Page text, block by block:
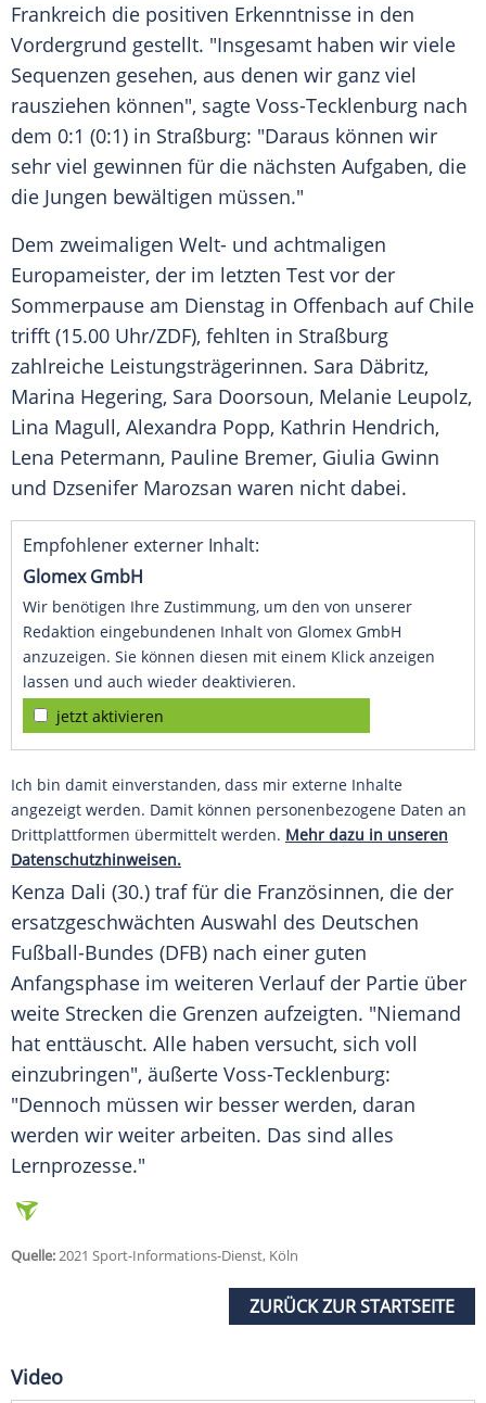
Frankreich die positiven Erkenntnisse in den
Vordergrund gestellt. "Insgesamt haben wir viele
Sequenzen gesehen, aus denen wir ganz viel
rausziehen können", sagte Voss-Tecklenburg nach
dem 0:1 (0:1) in Straßburg: "Daraus können wir
sehr viel gewinnen für die nächsten Aufgaben, die
die Jungen bewältigen müssen."
Dem zweimaligen Welt- und achtmaligen
Europameister, der im letzten Test vor der
Sommerpause am Dienstag in Offenbach auf Chile
trifft (15.00 Uhr/ZDF), fehlten in Straßburg
zahlreiche Leistungsträgerinnen. Sara Däbritz,
Marina Hegering, Sara Doorsoun, Melanie Leupolz,
Lina Magull, Alexandra Popp, Kathrin Hendrich,
Lena Petermann, Pauline Bremer, Giulia Gwinn
und Dzsenifer Marozsan waren nicht dabei.
Empfohlener externer Inhalt:
Glomex GmbH
Wir benötigen Ihre Zustimmung, um den von unserer
Redaktion eingebundenen Inhalt von Glomex GmbH
anzuzeigen. Sie können diesen mit einem Klick anzeigen
lassen und auch wieder deaktivieren.
jetzt aktivieren
Ich bin damit einverstanden, dass mir externe Inhalte
angezeigt werden. Damit können personenbezogene Daten an
Drittplattformen übermittelt werden. Mehr dazu in unseren
Datenschutzhinweisen.
Kenza Dali (30.) traf für die Französinnen, die der
ersatzgeschwächten Auswahl des Deutschen
Fußball-Bundes (DFB) nach einer guten
Anfangsphase im weiteren Verlauf der Partie über
weite Strecken die Grenzen aufzeigten. "Niemand
hat enttäuscht. Alle haben versucht, sich voll
einzubringen", äußerte Voss-Tecklenburg:
"Dennoch müssen wir besser werden, daran
werden wir weiter arbeiten. Das sind alles
Lernprozesse."
Quelle:2021 Sport-Informations-Dienst, Köln
ZURÜCK ZUR STARTSEITE
Video